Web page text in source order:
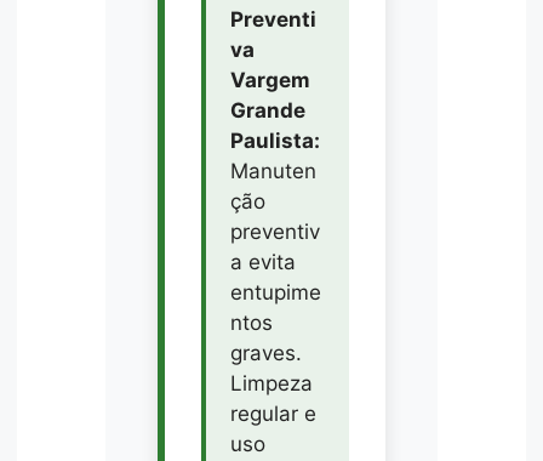
Preventi
va
Vargem
Grande
Paulista:
Manuten
ção
preventiv
a evita
entupime
ntos
graves.
Limpeza
regular e
uso